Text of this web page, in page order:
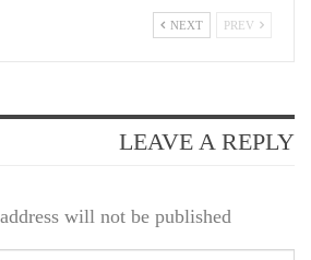
NEXT
LEAVE A REPLY
will not be published.